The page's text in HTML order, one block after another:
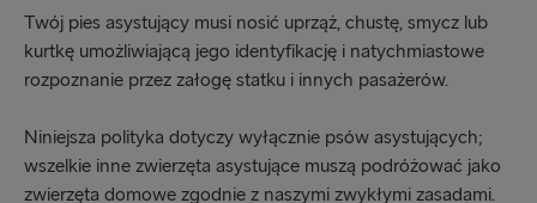
Twój pies asystujący musi nosić uprząż, chustę, smycz lub
kurtkę umożliwiającą jego identyfikację i natychmiastowe
rozpoznanie przez załogę statku i innych pasażerów.
Niniejsza polityka dotyczy wyłącznie psów asystujących;
wszelkie inne zwierzęta asystujące muszą podróżować jako
zwierzęta domowe zgodnie z naszymi zwykłymi zasadami.